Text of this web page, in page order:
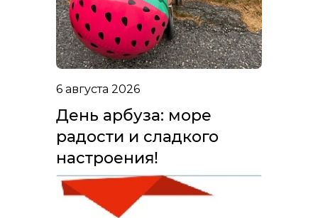
6 августа 2026
День арбуза: море
радости и сладкого
настроения!